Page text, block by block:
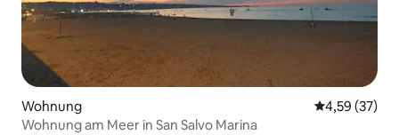
Wohnung
4,59 (37)
Wohnung am Meer in San Salvo Marina